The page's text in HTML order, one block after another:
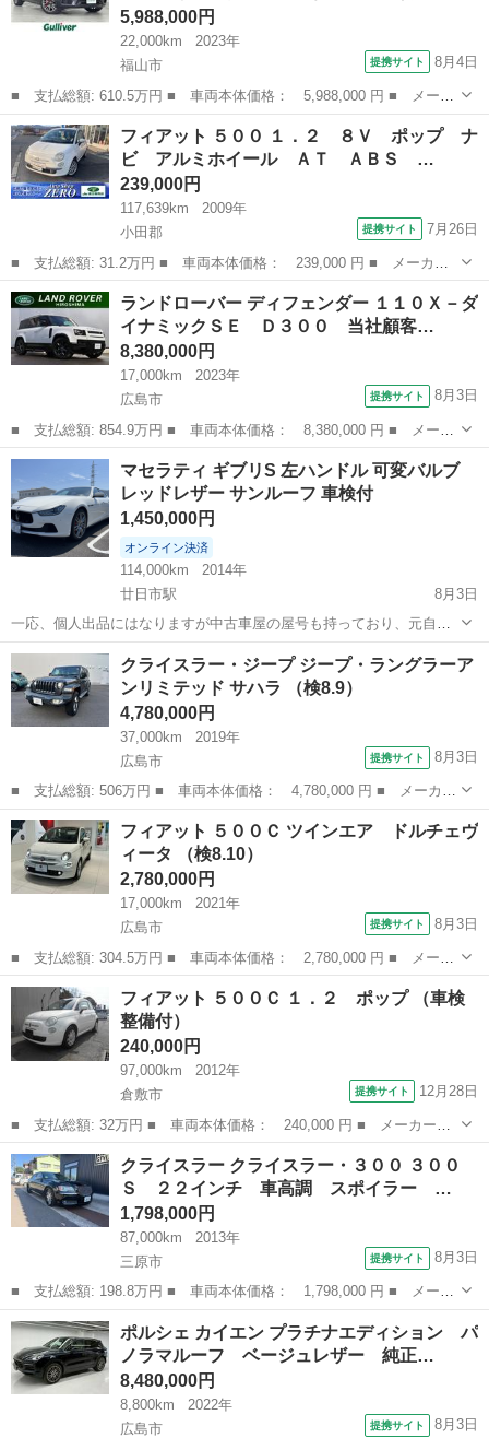
5,988,000円
22,000km
2023年
福山市
提携サイト 8月4日
■ 支払総額: 610.5万円 ■ 車両本体価格： 5,988,000 円 ■ メーカ
ー名： マセラティ ■ 車種名： グレカーレ ■ グレード名： Ｇ
Ｔ 禁煙車 純正１２．３インチナビ 全方位カメラ 衝突軽減ブレ
ーキ ブ...
広島 福山市
フィアット ５００ １．２ ８Ｖ ポップ ナ
ビ アルミホイール ＡＴ ＡＢＳ …
239,000円
117,639km
2009年
小田郡
提携サイト 7月26日
■ 支払総額: 31.2万円 ■ 車両本体価格： 239,000 円 ■ メーカー
名： フィアット ■ 車種名： ５００ ■ グレード名： １．２
８Ｖ ポップ ナビ アルミホイール ＡＴ ＡＢＳ ＣＤ エアコ
ン パワース...
岡山 小田郡 その他
ランドローバー ディフェンダー １１０Ｘ－ダ
イナミックＳＥ Ｄ３００ 当社顧客…
8,380,000円
17,000km
2023年
広島市
提携サイト 8月3日
■ 支払総額: 854.9万円 ■ 車両本体価格： 8,380,000 円 ■ メーカ
ー名： ランドローバー ■ 車種名： ディフェンダー ■ グレード
名： １１０Ｘ－ダイナミックＳＥ Ｄ３００ 当社顧客様お乗り換
車 エア...
広島 広島市
マセラティ ギブリS 左ハンドル 可変バルブ
レッドレザー サンルーフ 車検付
1,450,000円
オンライン決済
114,000km
2014年
廿日市駅
8月3日
一応、個人出品にはなりますが中古車屋の屋号も持っており、元自動
車整備士ですので車の状態の目利きはただの個人出品の方とは違いま
す。 平成26年式、マセラティギブリSになります。 Sの為、馬力は410
馬力になります。 ベースグレ...
広島 廿日市市 廿日市駅
クライスラー・ジープ ジープ・ラングラーア
ンリミテッド サハラ （検8.9）
4,780,000円
37,000km
2019年
広島市
提携サイト 8月3日
■ 支払総額: 506万円 ■ 車両本体価格： 4,780,000 円 ■ メーカー
名： クライスラー・ジープ ■ 車種名： ジープ・ラングラーアン
リミテッド ■ グレード名： サハラ ■ 排気量： 2000cc ■ ド
ア...
広島 広島市
フィアット ５００Ｃ ツインエア ドルチェヴ
ィータ （検8.10）
2,780,000円
17,000km
2021年
広島市
提携サイト 8月3日
■ 支払総額: 304.5万円 ■ 車両本体価格： 2,780,000 円 ■ メーカ
ー名： フィアット ■ 車種名： ５００Ｃ ■ グレード名： ツイ
ンエア ドルチェヴィータ ■ 排気量： 900cc ■ ドア枚数： 3...
広島 広島市
フィアット ５００Ｃ １．２ ポップ （車検
整備付）
240,000円
97,000km
2012年
倉敷市
提携サイト 12月28日
■ 支払総額: 32万円 ■ 車両本体価格： 240,000 円 ■ メーカー
名： フィアット ■ 車種名： ５００Ｃ ■ グレード名： １．
２ ポップ ■ 排気量： 1200cc ■ ドア枚数： 3D ■ ミッショ
ン： ...
岡山 倉敷市 その他
クライスラー クライスラー・３００ ３００
Ｓ ２２インチ 車高調 スポイラー …
1,798,000円
87,000km
2013年
三原市
提携サイト 8月3日
■ 支払総額: 198.8万円 ■ 車両本体価格： 1,798,000 円 ■ メーカ
ー名： クライスラー ■ 車種名： クライスラー・３００ ■ グレ
ード名： ３００Ｓ ２２インチ 車高調 スポイラー ４本出しマ
フラー ...
広島 三原市
ポルシェ カイエン プラチナエディション パ
ノラマルーフ ベージュレザー 純正…
8,480,000円
8,800km
2022年
広島市
提携サイト 8月3日